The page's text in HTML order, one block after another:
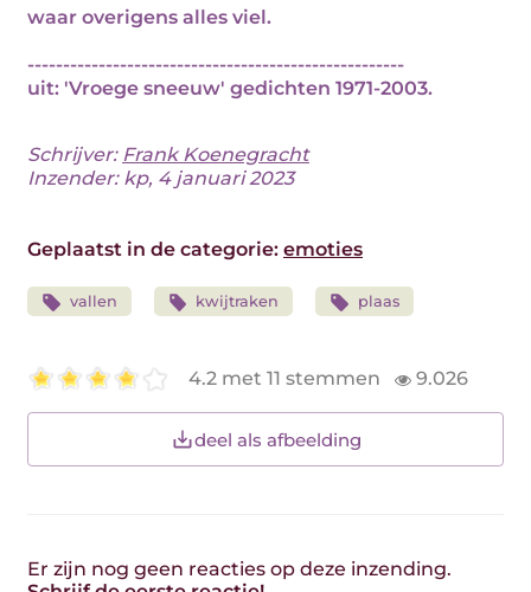
waar overigens alles viel.
-----------------------------------------------------
uit: 'Vroege sneeuw' gedichten 1971-2003.
Schrijver: Frank Koenegracht
Inzender: kp, 4 januari 2023
Geplaatst in de categorie: emoties
vallen kwijtraken plaas
4.2 met 11 stemmen 9.026
deel als afbeelding
Er zijn nog geen reacties op deze inzending.